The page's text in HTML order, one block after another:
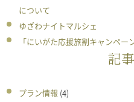
について
ゆざわナイトマルシェ
「にいがた応援旅割キャンペー
記
プラン情報 (4)